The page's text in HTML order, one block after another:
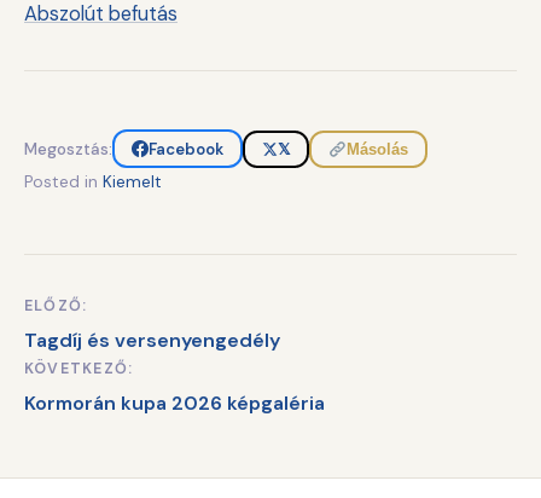
Abszolút befutás
Megosztás: Facebook 𝕏 Másolás
Posted in Kiemelt
Bejegyzés
navigáció
ELŐZŐ:
Tagdíj és versenyengedély
KÖVETKEZŐ:
Kormorán kupa 2026 képgaléria